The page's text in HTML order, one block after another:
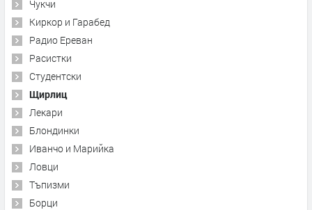
Чукчи
Киркор и Гарабед
Радио Ереван
Расистки
Студентски
Щирлиц
Лекари
Блондинки
Иванчо и Марийка
Ловци
Тъпизми
Борци